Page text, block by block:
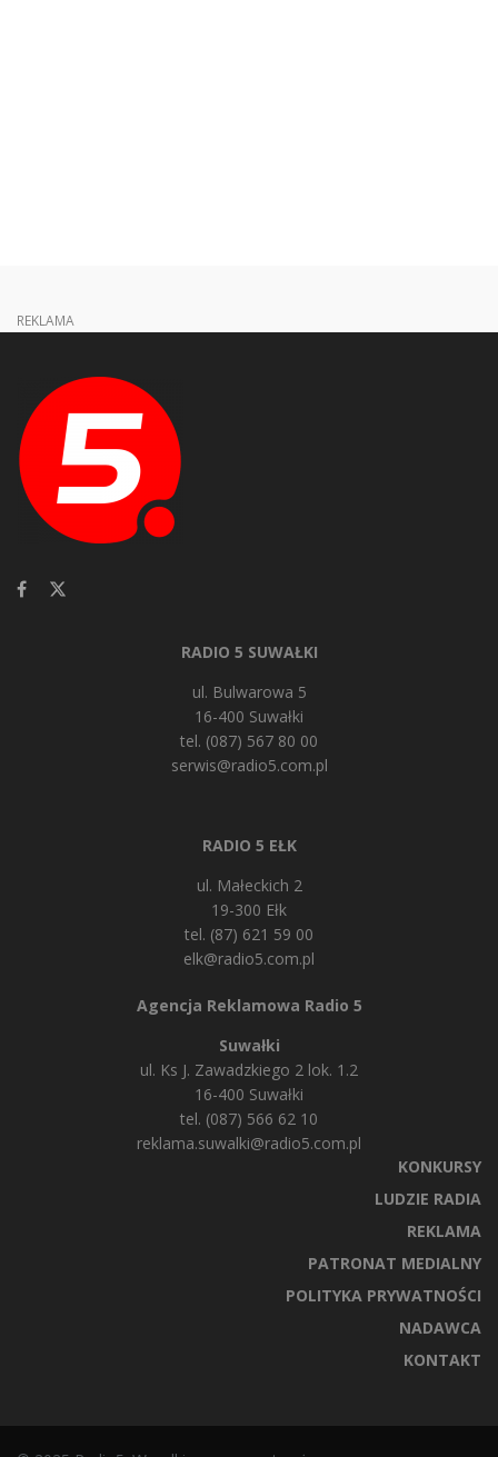
REKLAMA
RADIO 5 SUWAŁKI
ul. Bulwarowa 5
16-400 Suwałki
tel. (087) 567 80 00
serwis@radio5.com.pl
RADIO 5 EŁK
ul. Małeckich 2
19-300 Ełk
tel. (87) 621 59 00
elk@radio5.com.pl
Agencja Reklamowa Radio 5
Suwałki
ul. Ks J. Zawadzkiego 2 lok. 1.2
16-400 Suwałki
tel. (087) 566 62 10
reklama.suwalki@radio5.com.pl
KONKURSY
LUDZIE RADIA
REKLAMA
PATRONAT MEDIALNY
POLITYKA PRYWATNOŚCI
NADAWCA
KONTAKT